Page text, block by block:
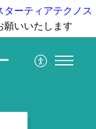
ターティアテクノス
願いいたします